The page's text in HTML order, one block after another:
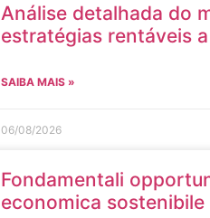
Análise detalhada do
estratégias rentáveis
SAIBA MAIS »
06/08/2026
Fondamentali
economica